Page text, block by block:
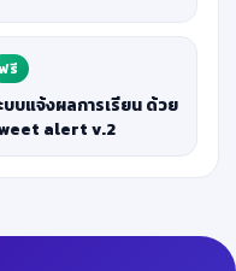
รี
บบแจ้งผลการเรียน ด้วย
alert v.2